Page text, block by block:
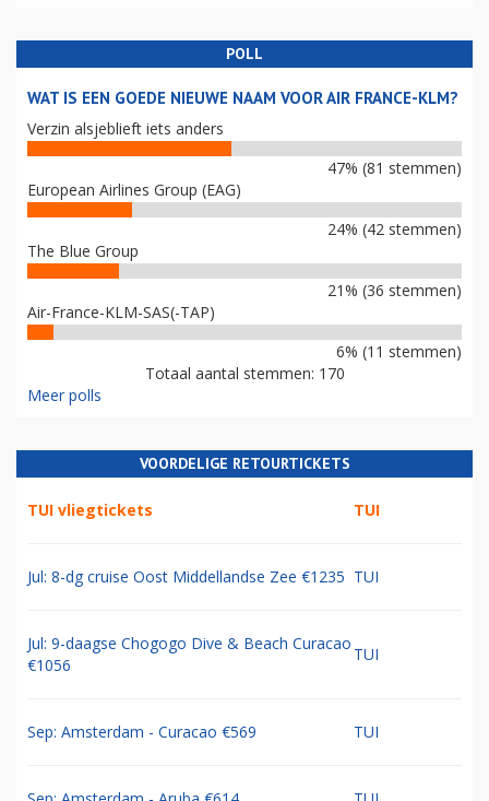
POLL
WAT IS EEN GOEDE NIEUWE NAAM VOOR AIR FRANCE-KLM?
Verzin alsjeblieft iets anders
47% (81 stemmen)
European Airlines Group (EAG)
24% (42 stemmen)
The Blue Group
21% (36 stemmen)
Air-France-KLM-SAS(-TAP)
6% (11 stemmen)
Totaal aantal stemmen: 170
Meer polls
VOORDELIGE RETOURTICKETS
TUI vliegtickets TUI
Jul: 8-dg cruise Oost Middellandse Zee €1235 TUI
Jul: 9-daagse Chogogo Dive & Beach Curacao
€1056
TUI
Sep: Amsterdam - Curacao €569 TUI